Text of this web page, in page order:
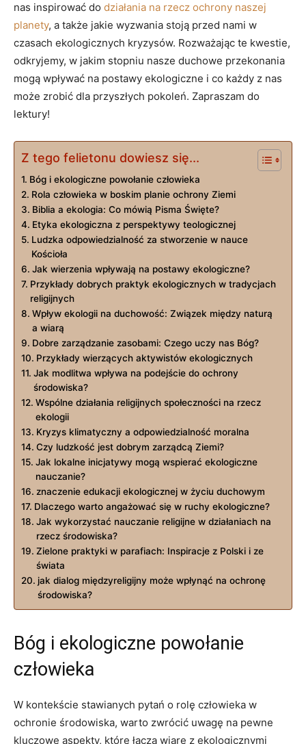
‌nas inspirować ⁣do ‍ działania na​ rzecz ochrony naszej
planety, ⁢a także jakie wyzwania stoją przed nami w‍
czasach ekologicznych‍ kryzysów. ‌Rozważając te​ kwestie,‍
odkryjemy, w jakim ‌stopniu nasze⁤ duchowe ⁤przekonania⁤
mogą wpływać‍ na postawy ekologiczne‌ i co każdy z ‌nas
⁢może zrobić dla przyszłych pokoleń. Zapraszam⁤ do
⁣lektury!
Z tego felietonu dowiesz się...
Bóg⁣ i ‍ekologiczne powołanie człowieka
Rola człowieka w boskim planie⁣ ochrony Ziemi
Biblia a ekologia: Co mówią Pisma Święte?
Etyka ekologiczna z perspektywy teologicznej
Ludzka odpowiedzialność⁣ za stworzenie w‍ nauce
Kościoła
Jak wierzenia‍ wpływają na postawy ekologiczne?
Przykłady dobrych praktyk ekologicznych‌ w tradycjach
religijnych
Wpływ ekologii ⁤na duchowość: Związek między naturą
a wiarą
Dobre⁢ zarządzanie zasobami: Czego uczy nas Bóg?
Przykłady wierzących ⁤aktywistów ekologicznych
Jak modlitwa wpływa na podejście do ochrony
‌środowiska?
Wspólne ‍działania ​religijnych⁢ społeczności⁣ na‌ rzecz
ekologii
Kryzys klimatyczny a ⁤odpowiedzialność moralna
Czy ludzkość jest dobrym zarządcą Ziemi?
Jak lokalne inicjatywy mogą wspierać ekologiczne
⁢nauczanie?
znaczenie⁢ edukacji ekologicznej w życiu duchowym
Dlaczego warto angażować się w⁤ ruchy ekologiczne?
Jak wykorzystać nauczanie⁣ religijne‌ w działaniach ⁤na
rzecz środowiska?
Zielone praktyki⁤ w parafiach:⁣ Inspiracje z ⁢Polski i ze
świata
jak ‌dialog międzyreligijny może‌ wpłynąć na ‌ochronę
środowiska?
Bóg⁣ i ‍ekologiczne powołanie
człowieka
W kontekście stawianych pytań o rolę człowieka w
ochronie środowiska, warto zwrócić uwagę na pewne
kluczowe‌ aspekty, które łączą ⁤wiarę ‌z‌ ekologicznymi